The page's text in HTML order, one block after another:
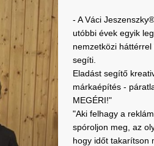
- A Váci
utóbbi évek egyik
nemzetközi
segíti.
Eladást segítő
márkaépítés -
MEGÉRI!"
"Aki felhagy a
spóroljon meg, az
hogy időt takarítson